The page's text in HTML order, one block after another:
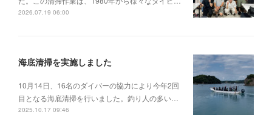
2026.07.19 06:00
海底清掃を実施しました
10月14日、16名のダイバーの協力により今年2回
目となる海底清掃を行いました。釣り人の多い…
2025.10.17 09:46